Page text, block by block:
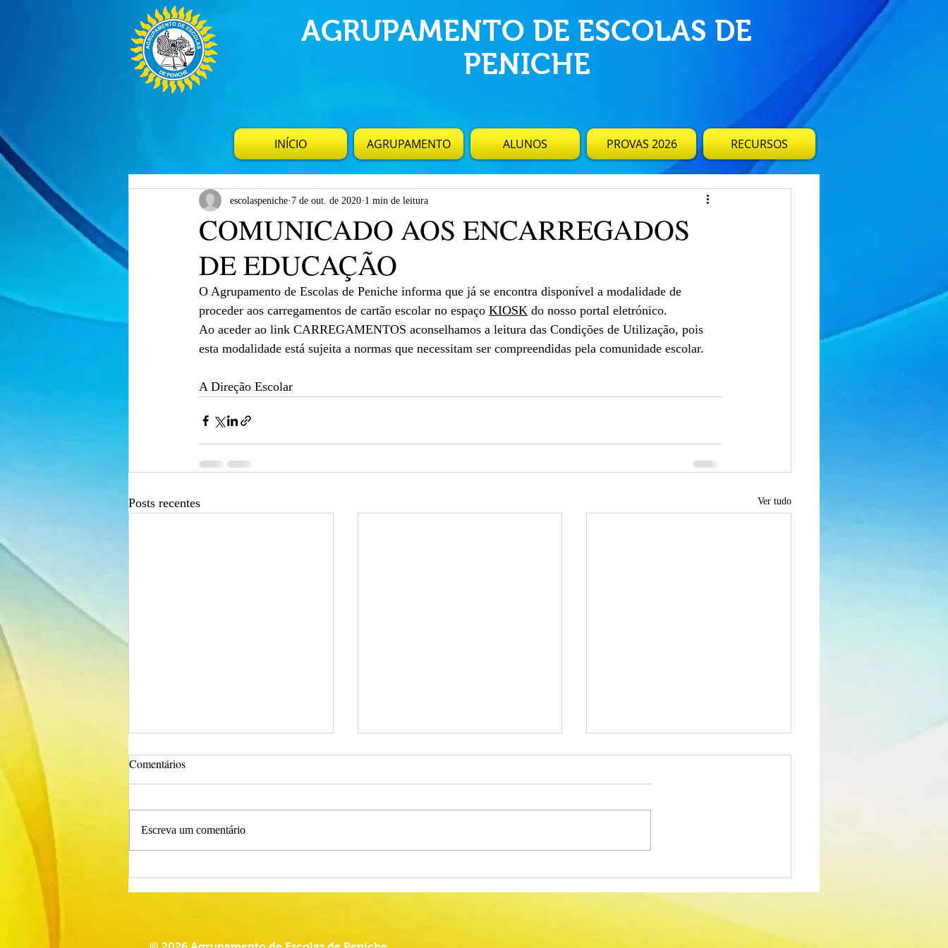
AGRUPAMENTO DE ESCOLAS DE
PENICHE
INÍCIO AGRUPAMENTO ALUNOS PROVAS 2026 RECURSOS
COMUNICADO AOS ENCARREGADOS
DE EDUCAÇÃO
escolaspeniche 7 de out. de 2020 1 min de leitura
O Agrupamento de Escolas de Peniche informa que já se encontra disponível a modalidade de
proceder aos carregamentos de cartão escolar no espaço KIOSK do nosso portal eletrónico.
Ao aceder ao link CARREGAMENTOS aconselhamos a leitura das Condições de Utilização, pois
esta modalidade está sujeita a normas que necessitam ser compreendidas pela comunidade escolar.
A Direção Escolar
Posts recentes Ver tudo
Procedimento Concursal
Comum para Técnico Superior -
Alteração do calendário das
Provas Finais do Ensino Básico
Procedimento Concursal
Comum para Técnico Superior -
Animador Sociocultural
Comentários
Escreva um comentário